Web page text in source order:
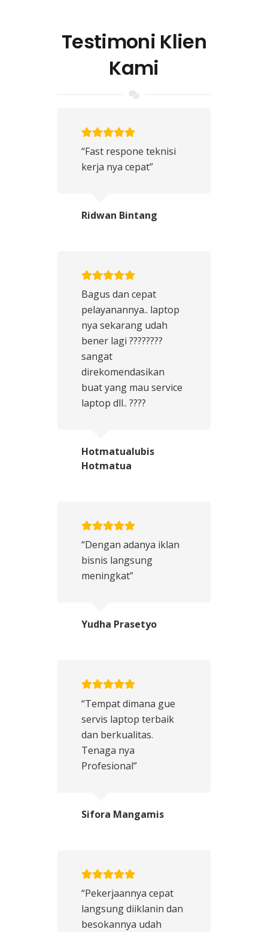
Testimoni Klien
Kami
“Fast respone teknisi
kerja nya cepat”
Ridwan Bintang
Bagus dan cepat
pelayanannya.. laptop
nya sekarang udah
bener lagi ????????
sangat
direkomendasikan
buat yang mau service
laptop dll.. ????
Hotmatualubis
Hotmatua
“Dengan adanya iklan
bisnis langsung
meningkat”
Yudha Prasetyo
“Tempat dimana gue
servis laptop terbaik
dan berkualitas.
Tenaga nya
Profesional”
Sifora Mangamis
“Pekerjaannya cepat
langsung diiklanin dan
besokannya udah